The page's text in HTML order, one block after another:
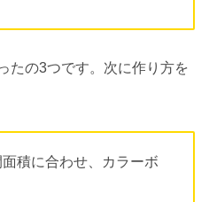
たの3つです。次に作り方を
積に合わせ、カラーボ